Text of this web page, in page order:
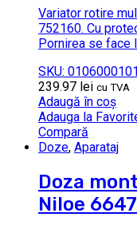
Variator rotire
752160. Cu
Pornirea se face
SKU:
239.97 lei cu TVA
Adaugă în coș
Adauga la
Compară
Doze, Aparataj
Doza
Niloe